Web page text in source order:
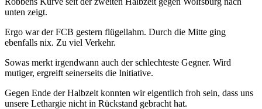
unten zeigt.
Ergo war der FCB gestern flügellahm. Durch die Mitte ging
ebenfalls nix. Zu viel Verkehr.
Sowas merkt irgendwann auch der schlechteste Gegner. Wird
mutiger, ergreift seinerseits die Initiative.
Gegen Ende der Halbzeit konnten wir eigentlich froh sein, dass uns
unsere Lethargie nicht in Rückstand gebracht hat.